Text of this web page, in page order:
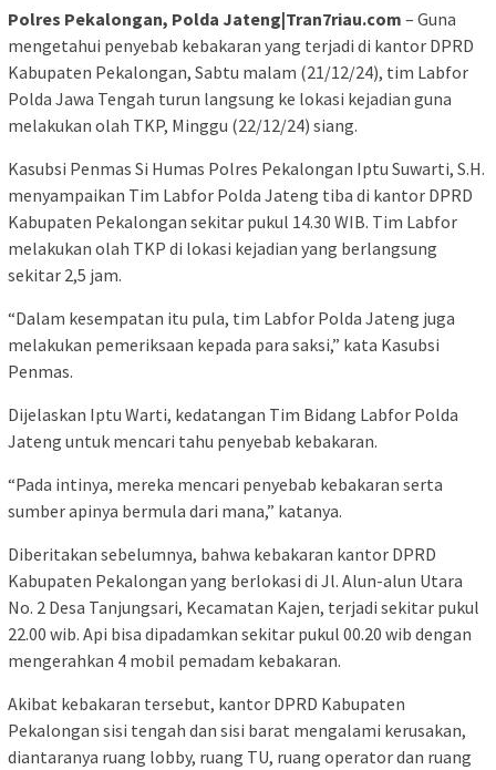
Polres Pekalongan, Polda Jateng|Tran7riau.com – Guna
mengetahui penyebab kebakaran yang terjadi di kantor DPRD
Kabupaten Pekalongan, Sabtu malam (21/12/24), tim Labfor
Polda Jawa Tengah turun langsung ke lokasi kejadian guna
melakukan olah TKP, Minggu (22/12/24) siang.
Kasubsi Penmas Si Humas Polres Pekalongan Iptu Suwarti, S.H.
menyampaikan Tim Labfor Polda Jateng tiba di kantor DPRD
Kabupaten Pekalongan sekitar pukul 14.30 WIB. Tim Labfor
melakukan olah TKP di lokasi kejadian yang berlangsung
sekitar 2,5 jam.
“Dalam kesempatan itu pula, tim Labfor Polda Jateng juga
melakukan pemeriksaan kepada para saksi,” kata Kasubsi
Penmas.
Dijelaskan Iptu Warti, kedatangan Tim Bidang Labfor Polda
Jateng untuk mencari tahu penyebab kebakaran.
“Pada intinya, mereka mencari penyebab kebakaran serta
sumber apinya bermula dari mana,” katanya.
Diberitakan sebelumnya, bahwa kebakaran kantor DPRD
Kabupaten Pekalongan yang berlokasi di Jl. Alun-alun Utara
No. 2 Desa Tanjungsari, Kecamatan Kajen, terjadi sekitar pukul
22.00 wib. Api bisa dipadamkan sekitar pukul 00.20 wib dengan
mengerahkan 4 mobil pemadam kebakaran.
Akibat kebakaran tersebut, kantor DPRD Kabupaten
Pekalongan sisi tengah dan sisi barat mengalami kerusakan,
diantaranya ruang lobby, ruang TU, ruang operator dan ruang